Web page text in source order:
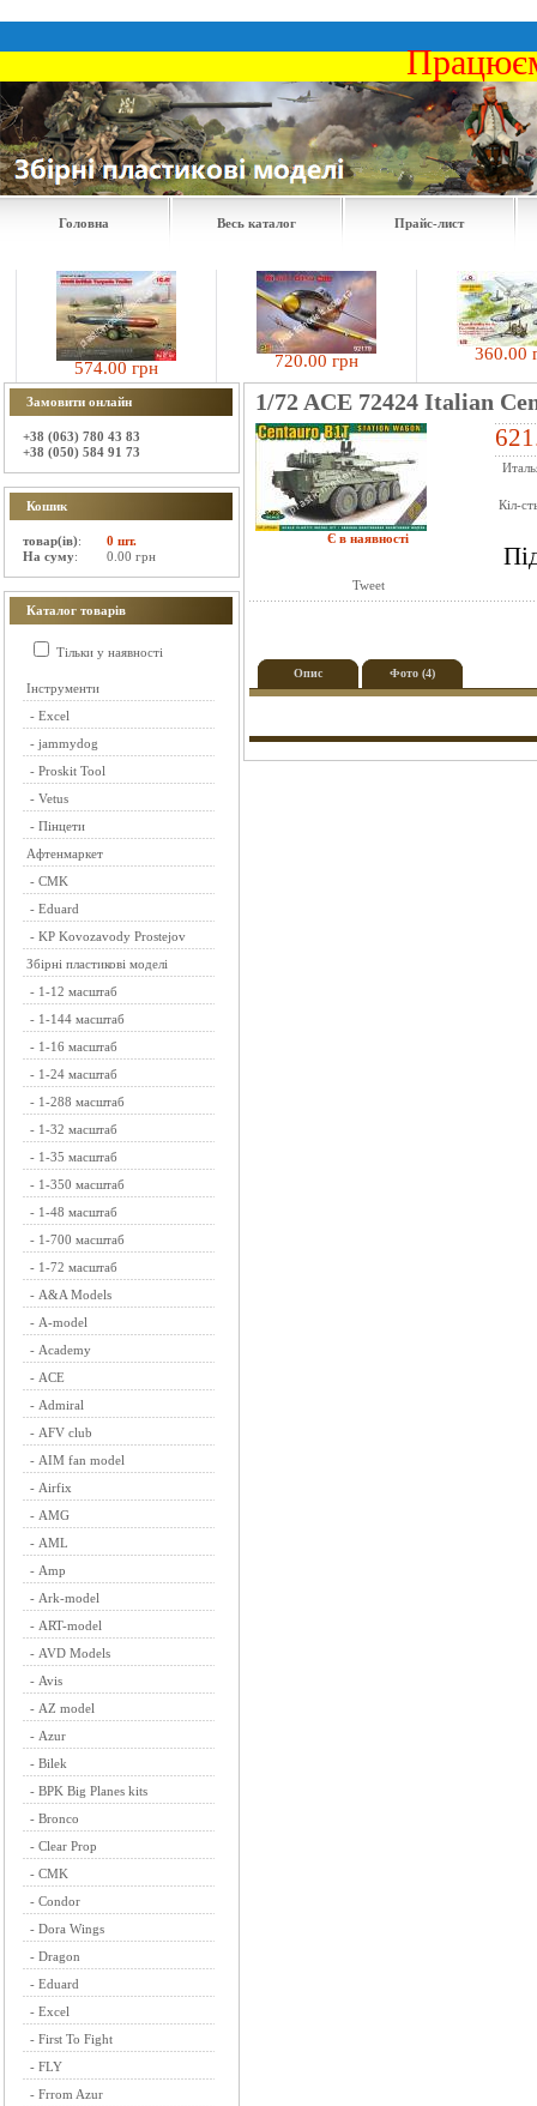
Головна Весь каталог Прайс-лист
574.00 грн 720.00 грн 360.00 грн
Замовити онлайн
+38 (063) 780 43 83
+38 (050) 584 91 73
Кошик
товар(ів):
0 шт.
На суму: 0.00 грн
Каталог товарів
Тільки у наявності
Інструменти
- Excel
- jammydog
- Proskit Tool
- Vetus
- Пінцети
Афтенмаркет
- CMK
- Eduard
- KP Kovozavody Prostejov
Збірні пластикові моделі
- 1-12 масштаб
- 1-144 масштаб
- 1-16 масштаб
- 1-24 масштаб
- 1-288 масштаб
- 1-32 масштаб
- 1-35 масштаб
- 1-350 масштаб
- 1-48 масштаб
- 1-700 масштаб
- 1-72 масштаб
- A&A Models
- A-model
- Academy
- ACE
- Admiral
- AFV club
- AIM fan model
- Airfix
- AMG
- AML
- Amp
- Ark-model
- ART-model
- AVD Models
- Avis
- AZ model
- Azur
- Bilek
- BPK Big Planes kits
- Bronco
- Clear Prop
- CMK
- Condor
- Dora Wings
- Dragon
- Eduard
- Excel
- First To Fight
- FLY
- Frrom Azur
1/72 ACE 72424 Italian
Є в наявності
Tweet
Кіл-
Опис Фото (4)